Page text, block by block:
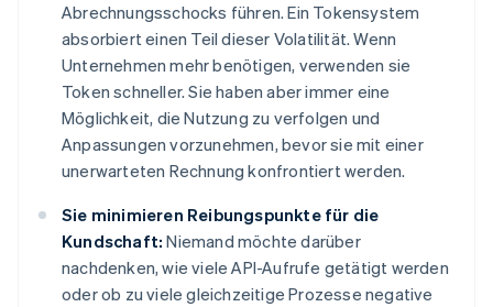
Abrechnungsschocks führen. Ein Tokensystem
absorbiert einen Teil dieser Volatilität. Wenn
Unternehmen mehr benötigen, verwenden sie
Token schneller. Sie haben aber immer eine
Möglichkeit, die Nutzung zu verfolgen und
Anpassungen vorzunehmen, bevor sie mit einer
unerwarteten Rechnung konfrontiert werden.
Sie minimieren Reibungspunkte für die
Kundschaft: Niemand möchte darüber
nachdenken, wie viele API-Aufrufe getätigt werden
oder ob zu viele gleichzeitige Prozesse negative